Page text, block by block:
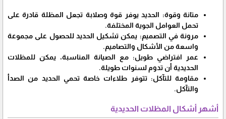
متانة وقوة: الحديد يوفر قوة وصلابة تجعل المظلة قادرة على
تحمل العوامل الجوية المختلفة.
مرونة في التصميم: يمكن تشكيل الحديد للحصول على مجموعة
واسعة من الأشكال والتصاميم.
عمر افتراضي طويل: مع الصيانة المناسبة، يمكن للمظلات
الحديدية أن تدوم لسنوات طويلة.
مقاومة للتآكل: تتوفر طلاءات خاصة تحمي الحديد من الصدأ
والتآكل.
أشهر أشكال المظلات الحديدية